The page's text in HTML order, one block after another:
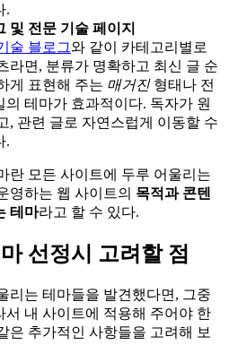
.
및 전문 기술 페이지
술 블로그와 같이 카테고리별로
라면, 분류가 명확하고 최신 글 순
게 표현해 주는 매거진형태나 전
의 테마가 효과적이다. 독자가 원
, 관련 글로 자연스럽게 이동할 수
.
란 모든 사이트에 두루 어울리는
영하는 웹 사이트의 목적과 콘텐
테마라고 할 수 있다.
선정시 고려할 점
리는 테마들을 발견했다면, 그중
서 내 사이트에 적용해 주어야 한
은 추가적인 사항들을 고려해 보